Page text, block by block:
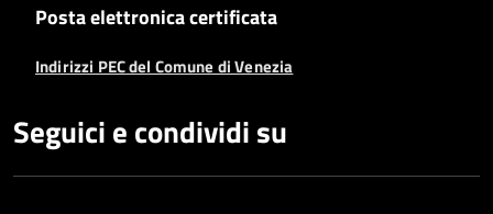
Posta elettronica certificata
Indirizzi PEC del Comune di Venezia
Seguici e condividi su